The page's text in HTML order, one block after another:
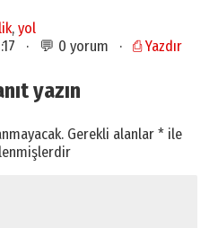
, yol
· 💬 0 yorum · ⎙ Yazdır
yazın
Gerekli alanlar* ile